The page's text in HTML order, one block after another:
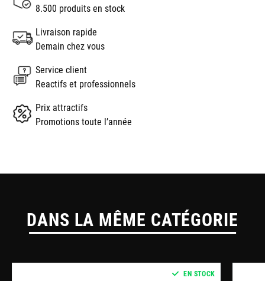
8.500 produits en stock
Livraison rapide
Demain chez vous
Service client
Reactifs et professionnels
Prix attractifs
Promotions toute l’année
DANS LA MÊME CATÉGORIE
EN STOCK